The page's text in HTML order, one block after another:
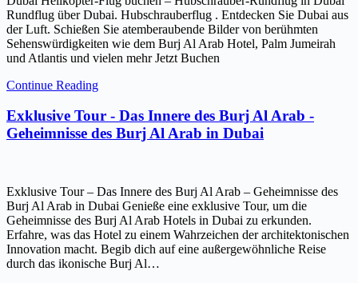
Rundflug über Dubai. Hubschrauberflug . Entdecken Sie Dubai aus
der Luft. Schießen Sie atemberaubende Bilder von berühmten
Sehenswürdigkeiten wie dem Burj Al Arab Hotel, Palm Jumeirah
und Atlantis und vielen mehr Jetzt Buchen
Continue Reading
Exklusive Tour - Das Innere des Burj Al Arab -
Geheimnisse des Burj Al Arab in Dubai
Exklusive Tour – Das Innere des Burj Al Arab – Geheimnisse des
Burj Al Arab in Dubai Genieße eine exklusive Tour, um die
Geheimnisse des Burj Al Arab Hotels in Dubai zu erkunden.
Erfahre, was das Hotel zu einem Wahrzeichen der architektonischen
Innovation macht. Begib dich auf eine außergewöhnliche Reise
durch das ikonische Burj Al…